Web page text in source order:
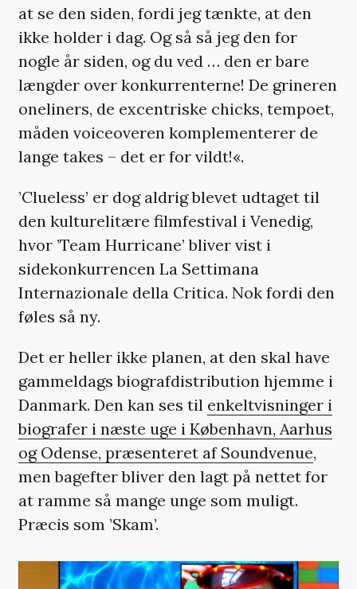
at se den siden, fordi jeg tænkte, at den
ikke holder i dag. Og så så jeg den for
nogle år siden, og du ved … den er bare
længder over konkurrenterne! De grineren
oneliners, de excentriske chicks, tempoet,
måden voiceoveren komplementerer de
lange takes – det er for vildt!«.
’Clueless’ er dog aldrig blevet udtaget til
den kulturelitære filmfestival i Venedig,
hvor ’Team Hurricane’ bliver vist i
sidekonkurrencen La Settimana
Internazionale della Critica. Nok fordi den
føles så ny.
Det er heller ikke planen, at den skal have
gammeldags biografdistribution hjemme i
Danmark. Den kan ses til enkeltvisninger i
biografer i næste uge i København, Aarhus
og Odense, præsenteret af Soundvenue,
men bagefter bliver den lagt på nettet for
at ramme så mange unge som muligt.
Præcis som ’Skam’.